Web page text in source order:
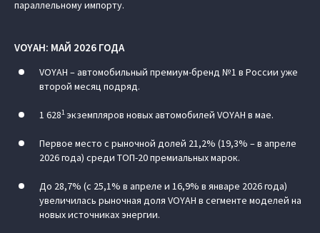
параллельному импорту.
VOYAH: МАЙ 2026 ГОДА
VOYAH – автомобильный премиум-бренд №1 в России уже
второй месяц подряд.
1 6281экземпляров новых автомобилей VOYAH в мае.
Первое место с рыночной долей 21,2% (19,3% – в апреле
2026 года) среди ТОП-20 премиальных марок.
До 28,7% (с 25,1% в апреле и 16,9% в январе 2026 года)
увеличилась рыночная доля VOYAH в сегменте моделей на
новых источниках энергии.